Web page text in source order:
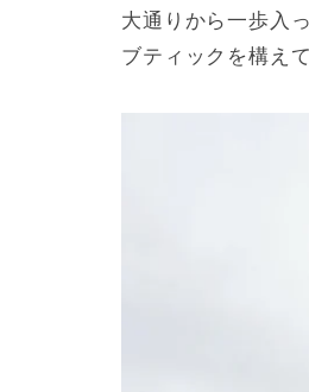
大通りから一歩入
ブティックを構え